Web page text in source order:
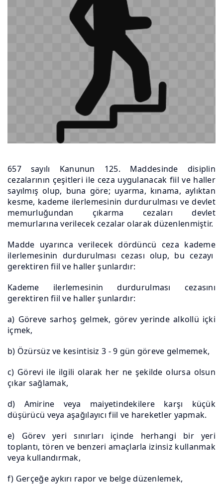
657 sayılı Kanunun 125. Maddesinde disiplin
cezalarının çeşitleri ile ceza uygulanacak fiil ve haller
sayılmış olup, buna göre; uyarma, kınama, aylıktan
kesme, kademe ilerlemesinin durdurulması ve devlet
memurluğundan çıkarma cezaları devlet
memurlarına verilecek cezalar olarak düzenlenmiştir.
Madde uyarınca verilecek dördüncü ceza kademe
ilerlemesinin durdurulması cezası olup, bu cezayı
gerektiren fiil ve haller şunlardır:
Kademe ilerlemesinin durdurulması cezasını
gerektiren fiil ve haller şunlardır:
a) Göreve sarhoş gelmek, görev yerinde alkollü içki
içmek,
b) Özürsüz ve kesintisiz 3 - 9 gün göreve gelmemek,
c) Görevi ile ilgili olarak her ne şekilde olursa olsun
çıkar sağlamak,
d) Amirine veya maiyetindekilere karşı küçük
düşürücü veya aşağılayıcı fiil ve hareketler yapmak.
e) Görev yeri sınırları içinde herhangi bir yeri
toplantı, tören ve benzeri amaçlarla izinsiz kullanmak
veya kullandırmak,
f) Gerçeğe aykırı rapor ve belge düzenlemek,